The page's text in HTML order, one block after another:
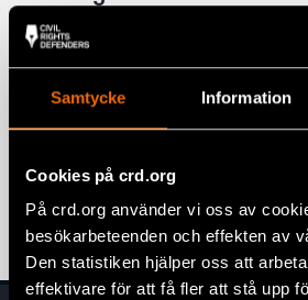
Samtycke Information
Cookies på crd.org
På crd.org använder vi oss av
besökarbeteenden och effekten av
Den statistiken hjälper oss att
effektivare för att få fler att stå upp
kriminella
2026:13)
Yttrande över
och utlänningslagen (SOU
REMISSVAR 4 mars 2026